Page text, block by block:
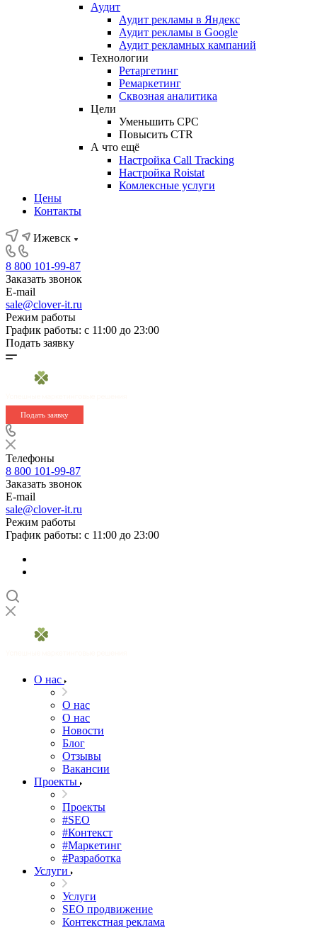
Аудит
Аудит рекламы в Яндекс
Аудит рекламы в Google
Аудит рекламных кампаний
Технологии
Ретаргетинг
Ремаркетинг
Сквозная аналитика
Цели
Уменьшить CPC
Повысить CTR
А что ещё
Настройка Call Tracking
Настройка Roistat
Комлексные услуги
Цены
Контакты
Ижевск
8 800 101-99-87
Заказать звонок
E-mail
sale@clover-it.ru
Режим работы
График работы: с 11:00 до 23:00
Подать заявку
Подать заявку
Телефоны
8 800 101-99-87
Заказать звонок
E-mail
sale@clover-it.ru
Режим работы
График работы: с 11:00 до 23:00
О нас
О нас
О нас
Новости
Блог
Отзывы
Вакансии
Проекты
Проекты
#SEO
#Контекст
#Маркетинг
#Разработка
Услуги
Услуги
SEO продвижение
Контекстная реклама